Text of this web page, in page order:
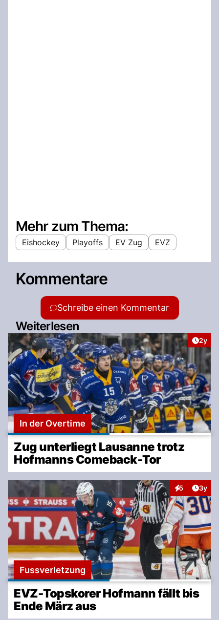
Mehr zum Thema:
Eishockey Playoffs EV Zug EVZ
Kommentare
Schreibe einen Kommentar
Weiterlesen
2y
In der Overtime
Zug unterliegt Lausanne trotz
Hofmanns Comeback-Tor
5
Interaktionen
3y
Fussverletzung
EVZ-Topskorer Hofmann fällt bis
Ende März aus